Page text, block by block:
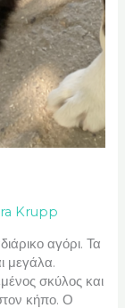
Krupp
αγόρι. Τα
μεγάλα.
σκύλος και
κήπο. Ο